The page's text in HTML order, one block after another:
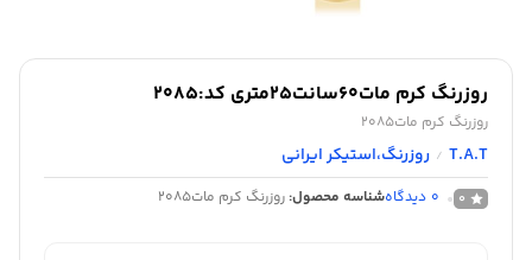
روزرنگ کرم مات60سانت25متری کد:2085
روزرنگ کرم مات2085
T.A.T
/ روزرنگ،استیکر ایرانی
0
0 دیدگاهشناسه محصول: روزرنگ کرم مات2085